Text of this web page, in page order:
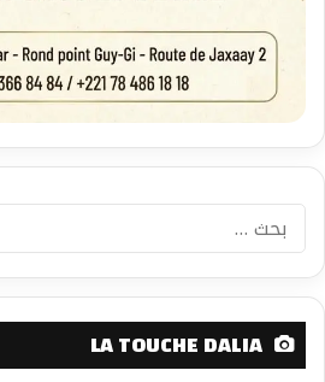
LA TOUCHE DALIA